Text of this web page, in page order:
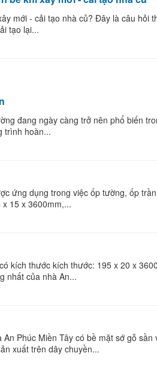
mới - cải tạo nhà củ? Đây là câu hỏi
tạo lại...
đang ngày càng trở nên phổ biến
trình hoàn...
ứng dụng trong việc ốp tường, ốp
15 x 3600mm,...
kích thước kích thước: 195 x 20 x
nhất của nhà An...
Phúc Miền Tây có bề mặt sớ gỗ sần
xuất trên dây chuyền...